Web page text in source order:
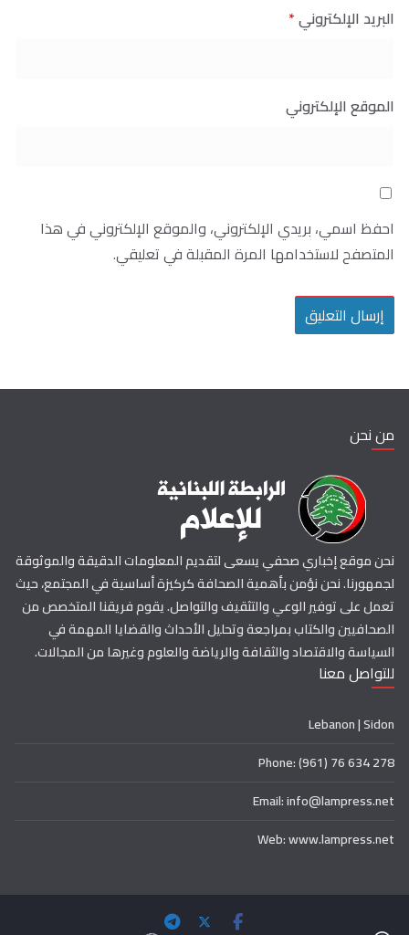
البريد الإلكتروني*
الموقع الإلكتروني
احفظ اسمي، بريدي الإلكتروني، والموقع الإلكتروني في هذا
المتصفح لاستخدامها المرة المقبلة في تعليقي.
من نحن
نحن موقع إخباري صحفي يسعى لتقديم المعلومات الدقيقة والموثوقة
لجمهورنا. نحن نؤمن بأهمية الصحافة كركيزة أساسية في المجتمع، حيث
تعمل على توفير الوعي والتثقيف والتواصل. يقوم فريقنا المتخصص من
الصحافيين والكتاب بمراجعة وتحليل الأحداث والقضايا المهمة في
السياسة والاقتصاد والثقافة والرياضة والعلوم وغيرها من المجالات.
للتواصل معنا
Lebanon | Sidon
Phone: (961) 76 634 278
Email: info@lampress.net
Web: www.lampress.net